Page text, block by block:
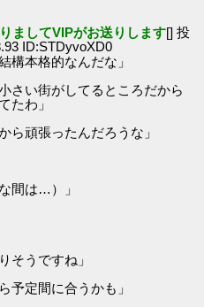
ましてVIPがお送りします[] 投
ID:STDyvoXD0
構本格的なんだな」
さい街がしてるところだから
たわ」
ら頑張ったんだろうな」
間は…）」
そうですね」
予定間に合うかも」